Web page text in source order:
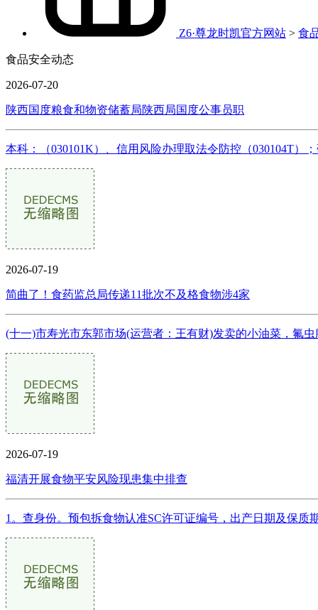
Z6·尊龙时凯官方网站 > 食
食品安全动态
2026-07-20
陕西国度粮食和物资储蓄局陕西局国度公事员职
本科：（030101K）、信用风险办理取法令防控（030104T）
2026-07-19
简曲了！食药监总局传递11批次不及格食物涉4家
(十一)市寿光市东郭市场(运营者：王有财)发卖的小油菜，氟
2026-07-19
福清开展食物平安风险现患集中排查
1。查身份。预包拆食物认准SC许可证编号，出产日期及保